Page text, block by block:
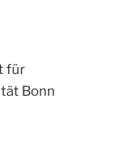
für
Bonn